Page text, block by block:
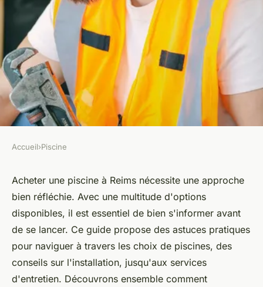
Acheter une piscine à reims :
astuces pour un projet réussi
admin •5 avril 2025•3 min de lecture
Accueil›Piscine
Acheter une piscine à Reims nécessite une approche
bien réfléchie. Avec une multitude d'options
disponibles, il est essentiel de bien s'informer avant
de se lancer. Ce guide propose des astuces pratiques
pour naviguer à travers les choix de piscines, des
conseils sur l'installation, jusqu'aux services
d'entretien. Découvrons ensemble comment